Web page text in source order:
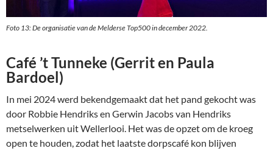
Foto 13: De organisatie van de Melderse Top500 in december 2022.
Café ’t Tunneke (Gerrit en Paula
Bardoel)
In mei 2024 werd bekendgemaakt dat het pand gekocht was
door Robbie Hendriks en Gerwin Jacobs van Hendriks
metselwerken uit Wellerlooi. Het was de opzet om de kroeg
open te houden, zodat het laatste dorpscafé kon blijven